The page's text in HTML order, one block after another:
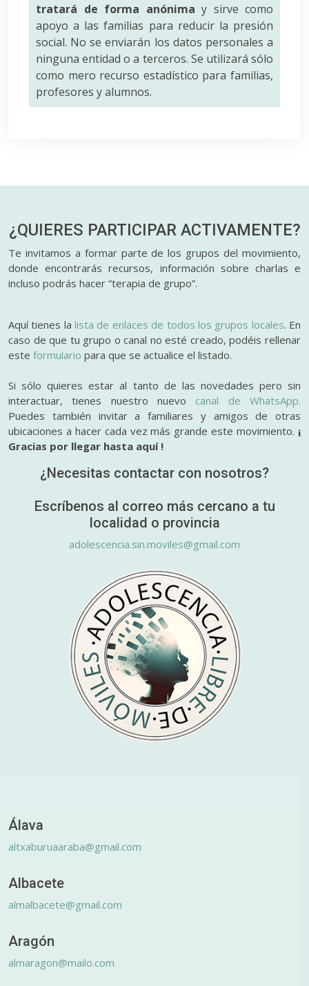
tratará de forma anónima y sirve como
apoyo a las familias para reducir la presión
social. No se enviarán los datos personales a
ninguna entidad o a terceros. Se utilizará sólo
como mero recurso estadístico para familias,
profesores y alumnos.
¿QUIERES PARTICIPAR ACTIVAMENTE?
Te invitamos a formar parte de los grupos del movimiento,
donde encontrarás recursos, información sobre charlas e
incluso podrás hacer “terapia de grupo”.
Aquí tienes lalista de enlaces de todos los grupos locales. En
caso de que tu grupo o canal no esté creado, podéis rellenar
este formulario para que se actualice el listado.
Si sólo quieres estar al tanto de las novedades pero sin
interactuar, tienes nuestro nuevo canal de WhatsApp.
Puedes también invitar a familiares y amigos de otras
ubicaciones a hacer cada vez más grande este movimiento. ¡
Gracias por llegar hasta aquí !
¿Necesitas contactar con nosotros?
Escríbenos al correo más cercano a tu
localidad o provincia
adolescencia.sin.moviles@gmail.com
Álava
altxaburuaaraba@gmail.com
Albacete
almalbacete@gmail.com
Aragón
almaragon@mailo.com